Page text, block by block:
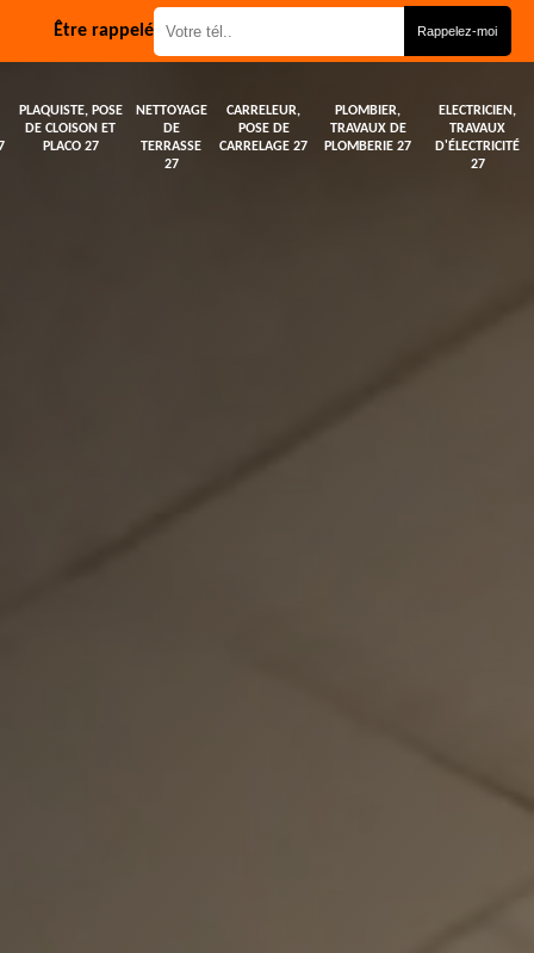
Être rappelé
PLAQUISTE, POSE
DE CLOISON ET
PLACO 27
NETTOYAGE
DE
TERRASSE
27
CARRELEUR,
POSE DE
CARRELAGE 27
PLOMBIER,
TRAVAUX DE
PLOMBERIE 27
ELECTRICIEN,
TRAVAUX
D'ÉLECTRICITÉ
27